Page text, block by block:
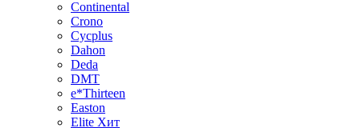
Continental
Crono
Cycplus
Dahon
Deda
DMT
e*Thirteen
Easton
Elite Хит